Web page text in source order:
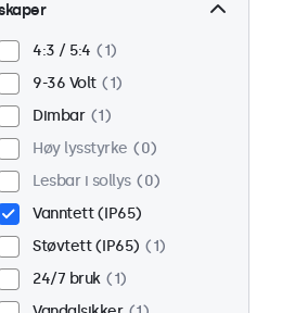
4:3 / 5:4
1
9-36 Volt
1
Dimbar
1
Høy lysstyrke
0
Lesbar i sollys
0
Vanntett (IP65)
Støvtett (IP65)
1
24/7 bruk
1